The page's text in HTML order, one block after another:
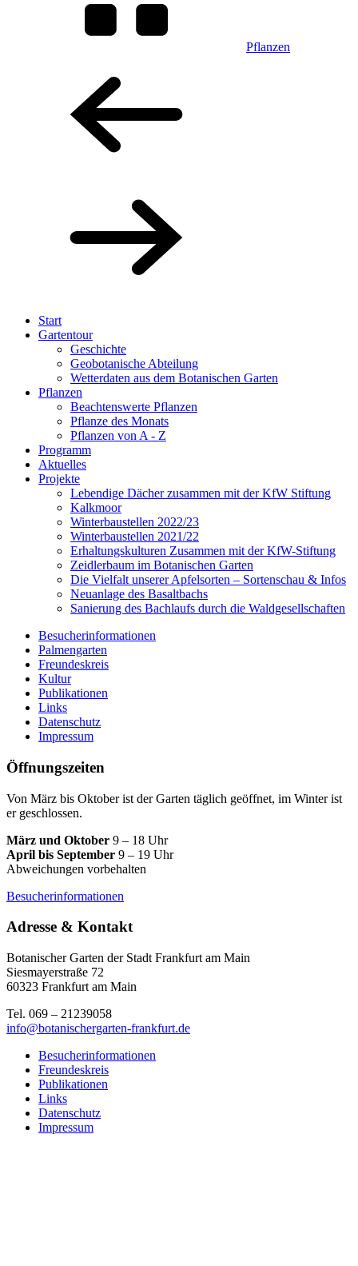
Pflanzen
Start
Gartentour
Geschichte
Geobotanische Abteilung
Wetterdaten aus dem Botanischen Garten
Pflanzen
Beachtenswerte Pflanzen
Pflanze des Monats
Pflanzen von A - Z
Programm
Aktuelles
Projekte
Lebendige Dächer zusammen mit der KfW Stiftung
Kalkmoor
Winterbaustellen 2022/23
Winterbaustellen 2021/22
Erhaltungskulturen Zusammen mit der KfW-Stiftung
Zeidlerbaum im Botanischen Garten
Die Vielfalt unserer Apfelsorten – Sortenschau & Infos
Neuanlage des Basaltbachs
Sanierung des Bachlaufs durch die Waldgesellschaften
Besucherinformationen
Palmengarten
Freundeskreis
Kultur
Publikationen
Links
Datenschutz
Impressum
Öffnungszeiten
Von März bis Oktober ist der Garten täglich geöffnet, im Winter ist
er geschlossen.
März und Oktober 9 – 18 Uhr
April bis September 9 – 19 Uhr
Abweichungen vorbehalten
Besucherinformationen
Adresse & Kontakt
Botanischer Garten der Stadt Frankfurt am Main
Siesmayerstraße 72
60323 Frankfurt am Main
Tel. 069 – 21239058
info@botanischergarten-frankfurt.de
Besucherinformationen
Freundeskreis
Publikationen
Links
Datenschutz
Impressum